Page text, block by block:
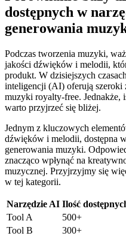
dostępnych w
generowania
Podczas tworzenia muzyki,
jakości dźwięków i melodii,
produkt. W dzisiejszych
inteligencji (AI) oferują szeroki
muzyki royalty-free. Jednakże,
warto przyjrzeć się bliżej.
Jednym z kluczowych
dźwięków i melodii, dostępna
generowania muzyki.
znacząco wpłynąć na
muzycznej. Przyjrzyjmy się
w tej kategorii.
Narzędzie AI Ilość
Tool A
500+
Tool B
300+